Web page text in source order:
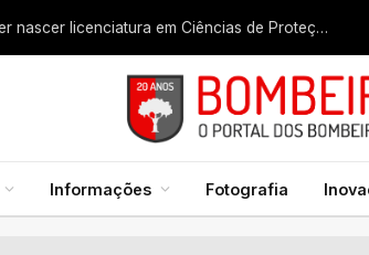
Liga dos Bombeiros quer fazer nascer licenciatura em Ciências de Proteção Civil e Bombeiros
Informações Fotografia